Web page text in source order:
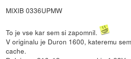
MIXIB 0336UPMW
To je vse kar sem si zapomnil.
V originalu je Duron 1600, kateremu
cache.